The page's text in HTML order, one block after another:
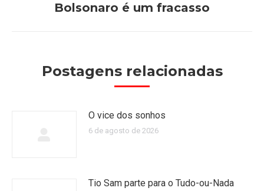
Próximo
Bolsonaro é um fracasso
Postagens relacionadas
O vice dos sonhos
6 de agosto de 2026
Tio Sam parte para o Tudo-ou-Nada